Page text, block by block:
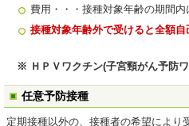
費用・・・接種対象年齢の期間内
接種対象年齢外で受けると全額自
※ ＨＰＶワクチン(子宮頸がん予防
任意予防接種
定期接種以外の、接種者の希望により